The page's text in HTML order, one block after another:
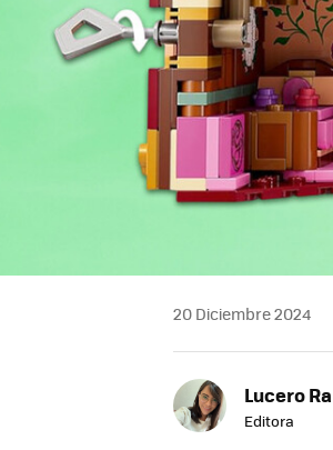
20 Diciembre 2024
Lucero
Editora